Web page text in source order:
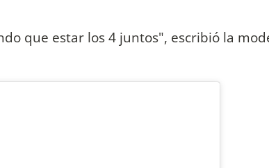
que estar los 4 juntos", escribió la